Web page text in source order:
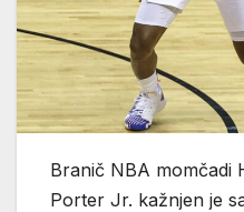
Branič NBA momčadi
Porter Jr. kažnjen je